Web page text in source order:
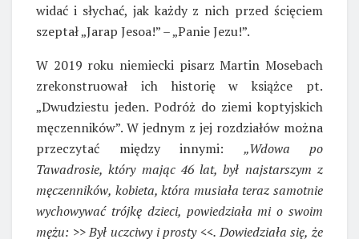
widać i słychać, jak każdy z nich przed ścięciem
szeptał „Jarap Jesoa!” – „Panie Jezu!”.
W 2019 roku niemiecki pisarz Martin Mosebach
zrekonstruował ich historię w książce pt.
„Dwudziestu jeden. Podróż do ziemi koptyjskich
męczenników”. W jednym z jej rozdziałów można
przeczytać między innymi: „Wdowa po
Tawadrosie, który mając 46 lat, był najstarszym z
męczenników, kobieta, która musiała teraz samotnie
wychowywać trójkę dzieci, powiedziała mi o swoim
mężu: >> Był uczciwy i prosty <<. Dowiedziała się, że